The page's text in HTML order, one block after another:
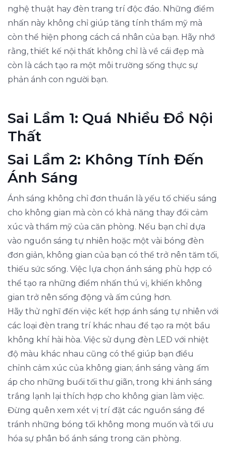
nghệ thuật hay đèn trang trí độc đáo. Những điểm
nhấn này không chỉ giúp tăng tính thẩm mỹ mà
còn thể hiện phong cách cá nhân của bạn. Hãy nhớ
rằng, thiết kế nội thất không chỉ là về cái đẹp mà
còn là cách tạo ra một môi trường sống thực sự
phản ánh con người bạn.
Sai Lầm 1: Quá Nhiều Đồ Nội
Thất
Sai Lầm 2: Không Tính Đến
Ánh Sáng
Ánh sáng không chỉ đơn thuần là yếu tố chiếu sáng
cho không gian mà còn có khả năng thay đổi cảm
xúc và thẩm mỹ của căn phòng. Nếu bạn chỉ dựa
vào nguồn sáng tự nhiên hoặc một vài bóng đèn
đơn giản, không gian của bạn có thể trở nên tăm tối,
thiếu sức sống. Việc lựa chọn ánh sáng phù hợp có
thể tạo ra những điểm nhấn thú vị, khiến không
gian trở nên sống động và ấm cúng hơn.
Hãy thử nghĩ đến việc kết hợp ánh sáng tự nhiên với
các loại đèn trang trí khác nhau để tạo ra một bầu
không khí hài hòa. Việc sử dụng đèn LED với nhiệt
độ màu khác nhau cũng có thể giúp bạn điều
chỉnh cảm xúc của không gian; ánh sáng vàng ấm
áp cho những buổi tối thư giãn, trong khi ánh sáng
trắng lạnh lại thích hợp cho không gian làm việc.
Đừng quên xem xét vị trí đặt các nguồn sáng để
tránh những bóng tối không mong muốn và tối ưu
hóa sự phân bổ ánh sáng trong căn phòng.